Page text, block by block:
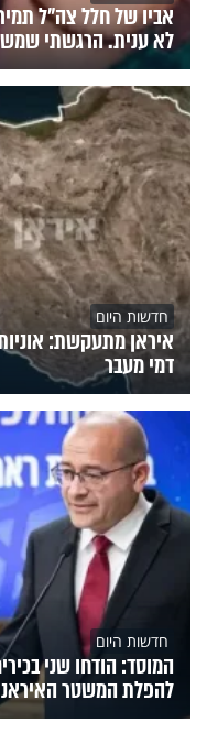
אביו של חלל צה"ל
לא ענית. הרגשתי
חדשות היום
איראן מתעקשת:
דמי מעבר
חדשות היום
המוסד: הודחו שני
להפלת המשטר